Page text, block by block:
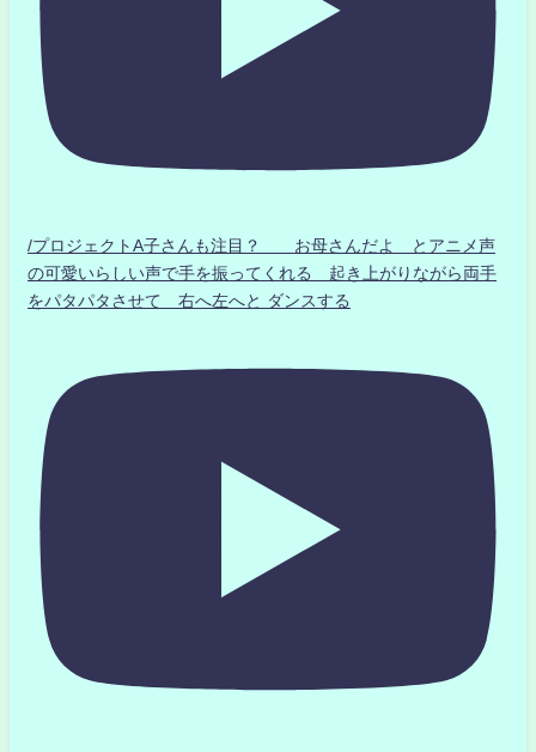
/プロジェクトA子さんも注目？ お母さんだよ とアニメ声
の可愛いらしい声で手を振ってくれる 起き上がりながら両手
をパタパタさせて 右へ左へと ダンスする